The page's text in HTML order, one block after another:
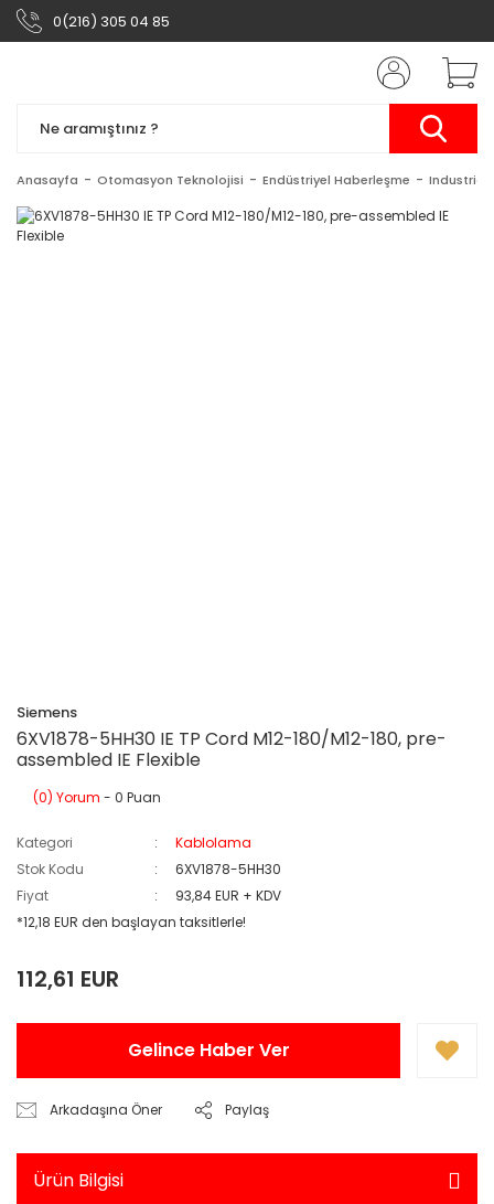
0(216) 305 04 85
Anasayfa Otomasyon Teknolojisi Endüstriyel Haberleşme Industrial
Siemens
6XV1878-5HH30 IE TP Cord M12-180/M12-180, pre-
assembled IE Flexible
(0) Yorum - 0 Puan
Kategori
Kablolama
Stok Kodu
6XV1878-5HH30
Fiyat
93,84 EUR + KDV
*12,18 EUR den başlayan taksitlerle!
112,61 EUR
Gelince Haber Ver
Arkadaşına Öner Paylaş
Ürün Bilgisi